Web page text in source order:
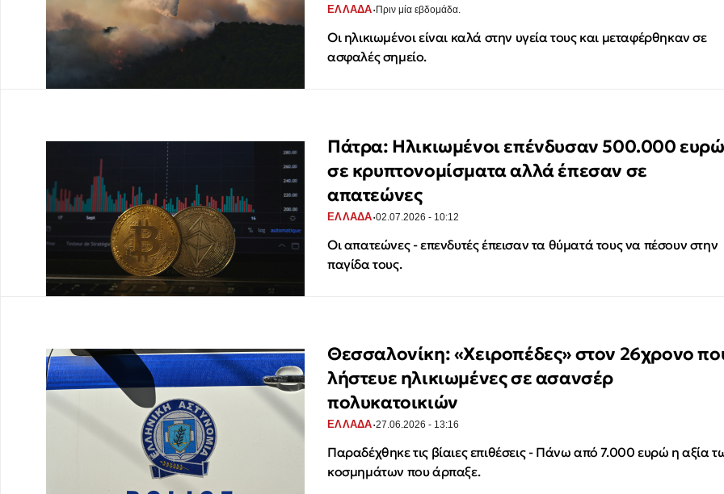
ΕΛΛΑΔΑ·Πριν μία εβδομάδα.
Οι ηλικιωμένοι είναι καλά στην υγεία τους και μεταφέρθηκαν σε
ασφαλές σημείο.
Πάτρα: Ηλικιωμένοι επένδυσαν 500.000 ευρώ
σε κρυπτονομίσματα αλλά έπεσαν σε
απατεώνες
ΕΛΛΑΔΑ·02.07.2026 - 10:12
Οι απατεώνες - επενδυτές έπεισαν τα θύματά τους να πέσουν στην
παγίδα τους.
Θεσσαλονίκη: «Χειροπέδες» στον 26χρονο
λήστευε ηλικιωμένες σε ασανσέρ
πολυκατοικιών
ΕΛΛΑΔΑ·27.06.2026 - 13:16
Παραδέχθηκε τις βίαιες επιθέσεις - Πάνω από 7.000 ευρώ η αξία
κοσμημάτων που άρπαξε.